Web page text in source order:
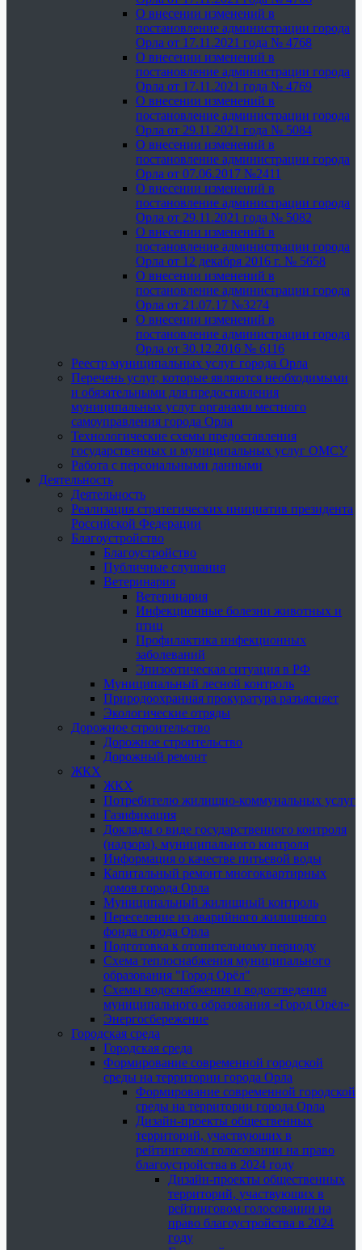
О внесении изменений в
постановление администрации города
Орла от 17.11.2021 года № 4768
О внесении изменений в
постановление администрации города
Орла от 17.11.2021 года № 4769
О внесении изменений в
постановление администрации города
Орла от 29.11.2021 года № 5084
О внесении изменений в
постановление администрации города
Орла от 07.06.2017 №2411
О внесении изменений в
постановление администрации города
Орла от 29.11.2021 года № 5082
О внесении изменений в
постановление администрации города
Орла от 12 декабря 2016 г. № 5658
О внесении изменений в
постановление администрации города
Орла от 21.07.17 №3274
О внесении изменений в
постановление администрации города
Орла от 30.12.2016 № 6116
Реестр муниципальных услуг города Орла
Перечень услуг, которые являются необходимыми
и обязательными для предоставления
муниципальных услуг органами местного
самоуправления города Орла
Технологические схемы предоставления
государственных и муниципальных услуг ОМСУ
Работа с персональными данными
Деятельность
Деятельность
Реализация стратегических инициатив президента
Российской Федерации
Благоустройство
Благоустройство
Публичные слушания
Ветеринария
Ветеринария
Инфекционные болезни животных и
птиц
Профилактика инфекционных
заболеваний
Эпизоотическая ситуация в РФ
Муниципальный лесной контроль
Природоохранная прокуратура разъясняет
Экологические отряды
Дорожное строительство
Дорожное строительство
Дорожный ремонт
ЖКХ
ЖКХ
Потребителю жилищно-коммунальных услуг
Газификация
Доклады о виде государственного контроля
(надзора), муниципального контроля
Информация о качестве питьевой воды
Капитальный ремонт многоквартирных
домов города Орла
Муниципальный жилищный контроль
Переселение из аварийного жилищного
фонда города Орла
Подготовка к отопительному периоду
Схема теплоснабжения муниципального
образования "Город Орёл"
Схемы водоснабжения и водоотведения
муниципального образования «Город Орёл»
Энергосбережение
Городская среда
Городская среда
Формирование современной городской
среды на территории города Орла
Формирование современной городской
среды на территории города Орла
Дизайн-проекты общественных
территорий, участвующих в
рейтинговом голосовании на право
благоустройства в 2024 году
Дизайн-проекты общественных
территорий, участвующих в
рейтинговом голосовании на
право благоустройства в 2024
году